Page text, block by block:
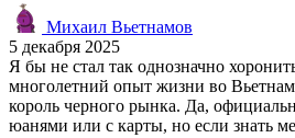
Михаил Вьетнамов
5 декабря 2025
Я бы не стал так однозначно
многолетний опыт жизни во
король черного рынка. Да,
юанями или с карты, но если знать